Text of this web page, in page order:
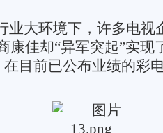
业大环境下，许多电视
康佳却“异军突起”实现
目前已公布业绩的彩